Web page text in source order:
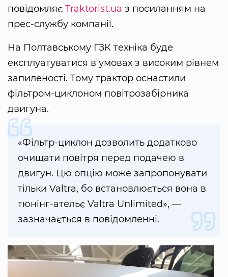
повідомляє Traktorist.ua з посиланням на
прес-службу компанії.
На Полтавському ГЗК техніка буде
експлуатуватися в умовах з високим рівнем
запиленості. Тому трактор оснастили
фільтром-циклоном повітрозабірника
двигуна.
«Фільтр-циклон дозволить додатково
очищати повітря перед подачею в
двигун. Цю опцію може запропонувати
тільки Valtra, бо встановлюється вона в
тюнінг-ательє Valtra Unlimited», —
зазначається в повідомленні.